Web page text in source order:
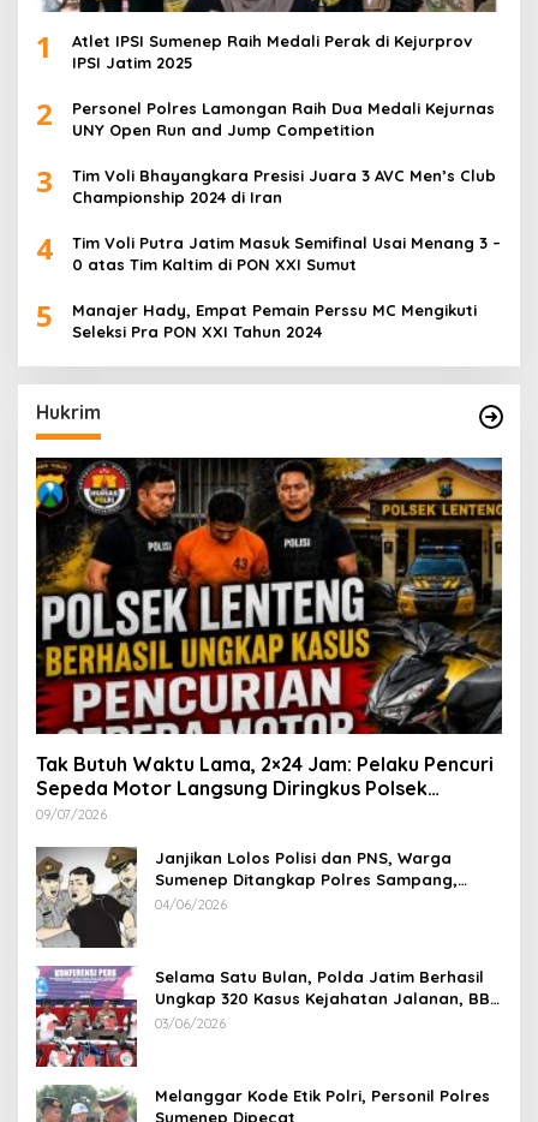
1
Atlet IPSI Sumenep Raih Medali Perak di Kejurprov
IPSI Jatim 2025
2
Personel Polres Lamongan Raih Dua Medali Kejurnas
UNY Open Run and Jump Competition
3
Tim Voli Bhayangkara Presisi Juara 3 AVC Men’s Club
Championship 2024 di Iran
4
Tim Voli Putra Jatim Masuk Semifinal Usai Menang 3 –
0 atas Tim Kaltim di PON XXI Sumut
5
Manajer Hady, Empat Pemain Perssu MC Mengikuti
Seleksi Pra PON XXI Tahun 2024
Hukrim
Tak Butuh Waktu Lama, 2×24 Jam: Pelaku Pencuri
Sepeda Motor Langsung Diringkus Polsek
Lenteng di Wilayah Manding
09/07/2026
Janjikan Lolos Polisi dan PNS, Warga
Sumenep Ditangkap Polres Sampang,
Korban Rugi Rp 600 juta
04/06/2026
Selama Satu Bulan, Polda Jatim Berhasil
Ungkap 320 Kasus Kejahatan Jalanan, BB
100 Sepeda Motor dan 12 Mobil Diamankan
03/06/2026
Melanggar Kode Etik Polri, Personil Polres
Sumenep Dipecat